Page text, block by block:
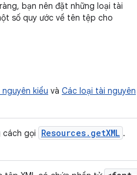
bạn nên đặt những loại tài
số quy ước về tên tệp cho
nguyên kiểu và Các loại tài nguyên
cách gọi Resources. getXML .